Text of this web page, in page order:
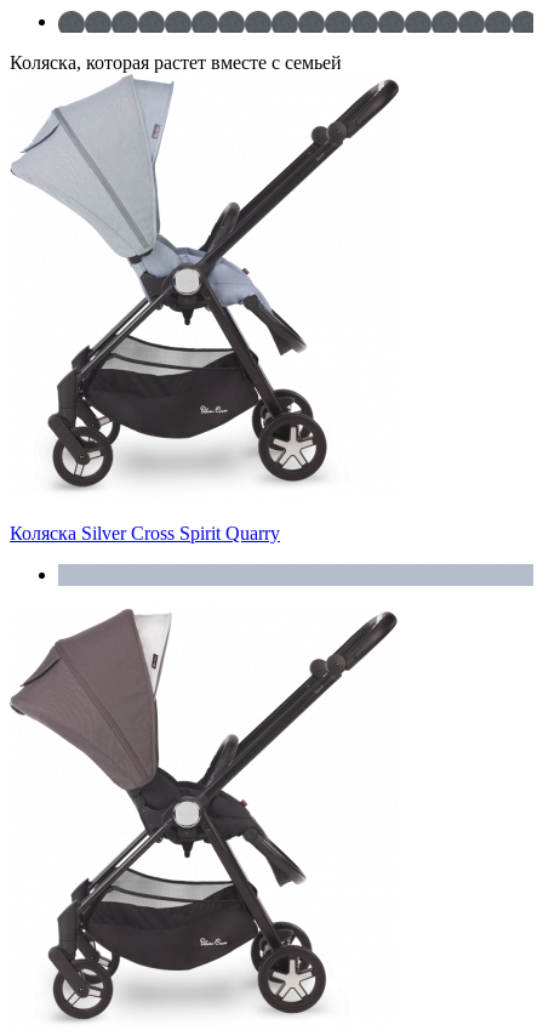
Коляска, которая растет вместе с семьей
Коляска Silver Cross Spirit Quarry